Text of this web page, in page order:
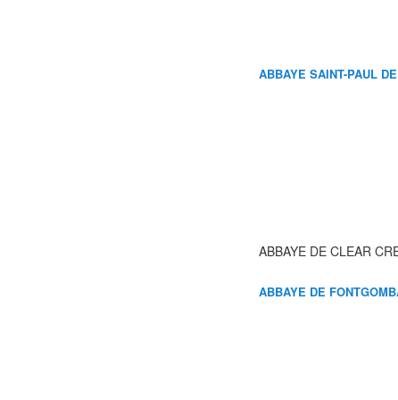
ABBAYE SAINT-PAUL
ABBAYE DE CLEAR
ABBAYE DE